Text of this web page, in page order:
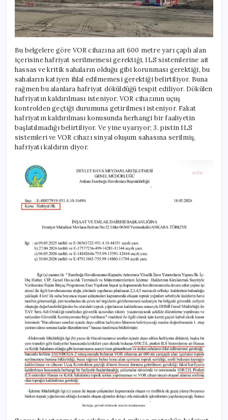
Bu belgelere göre VOR cihazına ait 600 metre yarı çaplı alan
içerisine hafriyat serilmemesi gerektiği, ILS sistemlerine ait
hassas ve kritik sahaların olduğu gibi korunması gerektiği, bu
sahaların katiyen ihlal edilmemesi gerektiği belirtiliyor. Buna
rağmen bu alanlara hafriyat döküldüğü tespit ediliyor. Dökülen
hafriyatın kaldırılması isteniyor. VOR cihazının uçuş
kontrolden geçtiği durumuna getirilmesi isteniyor. Fakat
hafriyatın kaldırılması konusunda herhangi bir faaliyetin
başlatılmadığı belirtiliyor. Ve yine uyarıyor; 3. pistin ILS
sistemleri ve VOR cihazı sinyal oluşum sahasına serilmiş,
hafriyatı kaldırın diyor.